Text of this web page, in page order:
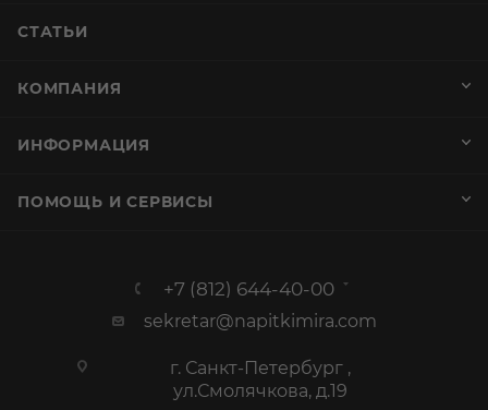
СТАТЬИ
КОМПАНИЯ
ИНФОРМАЦИЯ
ПОМОЩЬ И СЕРВИСЫ
+7 (812) 644-40-00
sekretar@napitkimira.com
г. Санкт-Петербург ,
ул.Смолячкова, д.19